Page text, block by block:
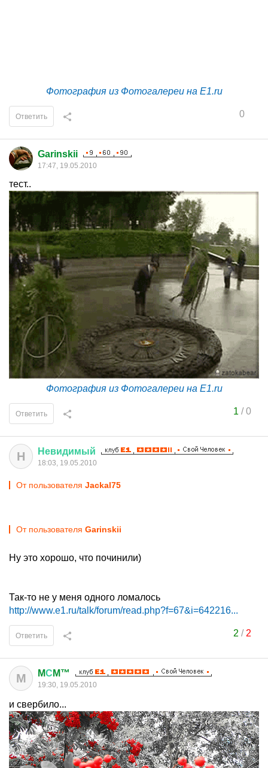
Фотография из Фотогалереи на E1.ru
0
Ответить
Garinskii
17:47, 19.05.2010
тест..
Фотография из Фотогалереи на E1.ru
1 /0
Ответить
Н Невидимый
18:03, 19.05.2010
От пользователя Jackal75
От пользователя Garinskii
Ну это хорошо, что починили)
Так-то не у меня одного ломалось
http://www.e1.ru/talk/forum/read.php?f=67&i=642216...
2 / 2
Ответить
M MС M™
19:30, 19.05.2010
и свербило...